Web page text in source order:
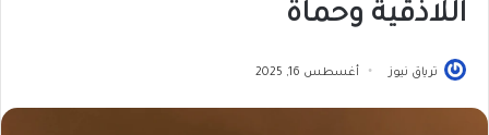
اللاذقية وحماة
ترياق نيوز أغسطس 16, 2025